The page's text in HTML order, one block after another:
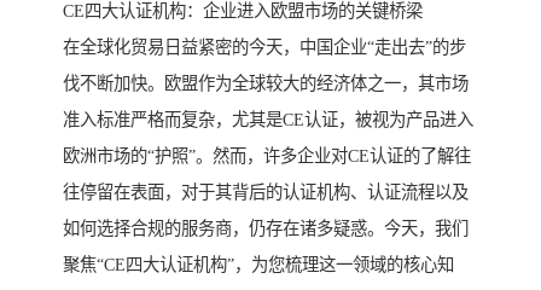
CE四大认证机构：企业进入欧盟市场的关键桥梁
在全球化贸易日益紧密的今天，中国企业“走出去”的步
伐不断加快。欧盟作为全球较大的经济体之一，其市场
准入标准严格而复杂，尤其是CE认证，被视为产品进入
欧洲市场的“护照”。然而，许多企业对CE认证的了解往
往停留在表面，对于其背后的认证机构、认证流程以及
如何选择合规的服务商，仍存在诸多疑惑。今天，我们
聚焦“CE四大认证机构”，为您梳理这一领域的核心知